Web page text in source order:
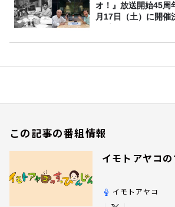
オ！』放送開始45周
月17日（土）に開催
この記事の番組情報
イモトアヤコ
イモトアヤコ